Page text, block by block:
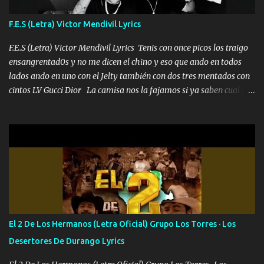
traigo El chiste es que hago lo que quiero pues así soy me mandó
yo tengo el control a todos yo les paro el dedo soy hocicon un
malcriado un malandrón Que Les importa no saben nada falsas
las risas las que me miran hay gente corriente no quieren ve...
F.E.S (Letra) Victor Mendivil Lyrics
F.E.S (Letra) Victor Mendivil Lyrics Tenis con once picos los traigo
ensangrentad0s y no me dicen el chino y eso que ando en todos
lados ando en uno con el Jelty también con dos tres mentados con
cintos LV Gucci Dior La camisa nos la fajamos si ya saben cual es
estándares 110 mil records de pistas no me falta mucho para
verme en las revistas Ya pasé Italia Japón Madrid Milán y también
Francia ropa de 100.000 bolas Louis vuitton es mi fragancia
repleta de presidentes la bolsa estoy en mi pic si no se han dado
cuenta chequeen gráficas del kitch
El 2 De Los Hermanos (Letra Oficial) Grupo Los Torres · Los
Desertores De Durango Lyrics